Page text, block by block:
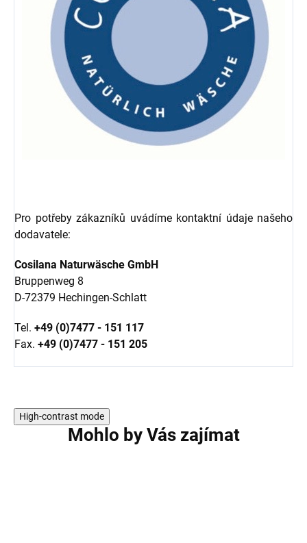
Pro potřeby zákazníků uvádíme kontaktní údaje našeho
dodavatele:
Cosilana Naturwäsche GmbH
Bruppenweg 8
D-72379 Hechingen-Schlatt
Tel. +49 (0)7477 - 151 117
Fax. +49 (0)7477 - 151 205
High-contrast mode
Mohlo by Vás zajímat